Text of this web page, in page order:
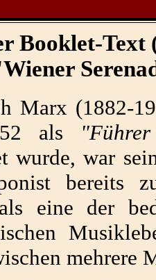
Booklet-
Marx (1882-
als
wurde, war
bereits
eine der
mehrere